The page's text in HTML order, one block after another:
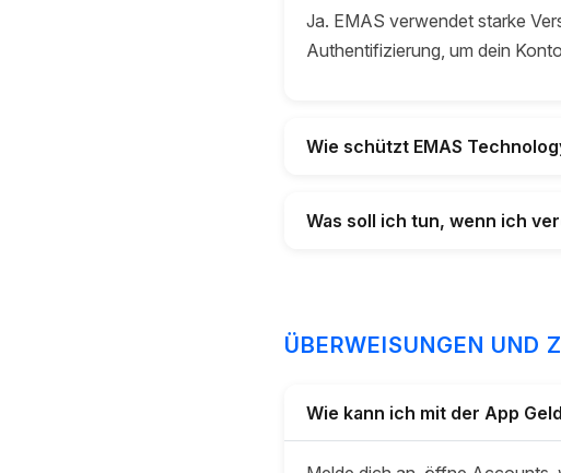
Ja. EMAS verwendet starke
Authentifizierung, um dein
Wie schützt EMAS
Was soll ich tun, wenn ich
ÜBERWEISUNGEN UND
Wie kann ich mit der App